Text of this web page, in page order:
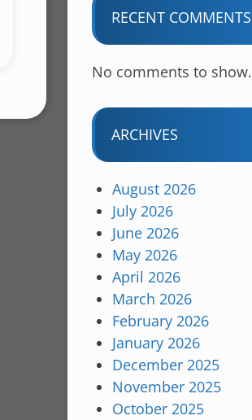
RECENT COMMENTS
No comments to show.
ARCHIVES
August 2026
July 2026
June 2026
May 2026
April 2026
March 2026
February 2026
January 2026
December 2025
November 2025
October 2025